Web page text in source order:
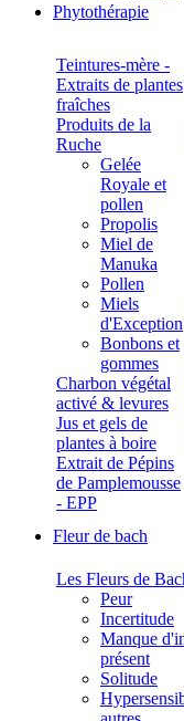
Phytothérapie
Teintures-mère -
Extraits de plantes
fraîches
Produits de la
Ruche
Gelée
Royale et
pollen
Propolis
Miel de
Manuka
Pollen
Miels
d'Exception
Bonbons et
gommes
Charbon végétal
activé & levures
Jus et gels de
plantes à boire
Extrait de Pépins
de Pamplemousse
- EPP
Fleur de bach
Les Fleurs de
Peur
Incertitude
Manque
présent
Solitude